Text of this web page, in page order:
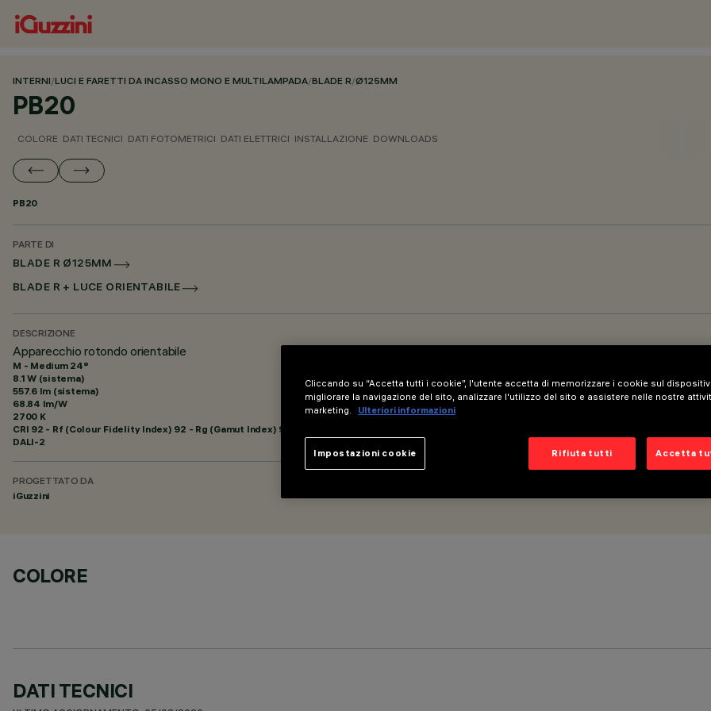
INTERNI/LUCI E FARETTI DA INCASSO MONO E MULTILAMPADA/BLADE R/Ø125MM
PB20
COLORE DATI TECNICI DATI FOTOMETRICI DATI ELETTRICI INSTALLAZIONE DOWNLOADS
PB20
PARTE DI
BLADE R Ø125MM
BLADE R + LUCE ORIENTABILE
DESCRIZIONE
Apparecchio rotondo orientabile
M - Medium 24°
8.1 W (sistema)
557.6 lm (sistema)
68.84 lm/W
2700 K
CRI 92 - Rf (Colour Fidelity Index) 92 - Rg (Gamut Index) 99
DALI-2
PROGETTATO DA
iGuzzini
COLORE
DATI TECNICI
Cliccando su “Accetta tutti i cookie”, l'utente accetta di memorizzare i cookie sul
migliorare la navigazione del sito, analizzare l'utilizzo del sito e assistere nelle nostre
marketing.
Ulteriori informazioni
Rifiuta tutti Accetta
Impostazioni cookie